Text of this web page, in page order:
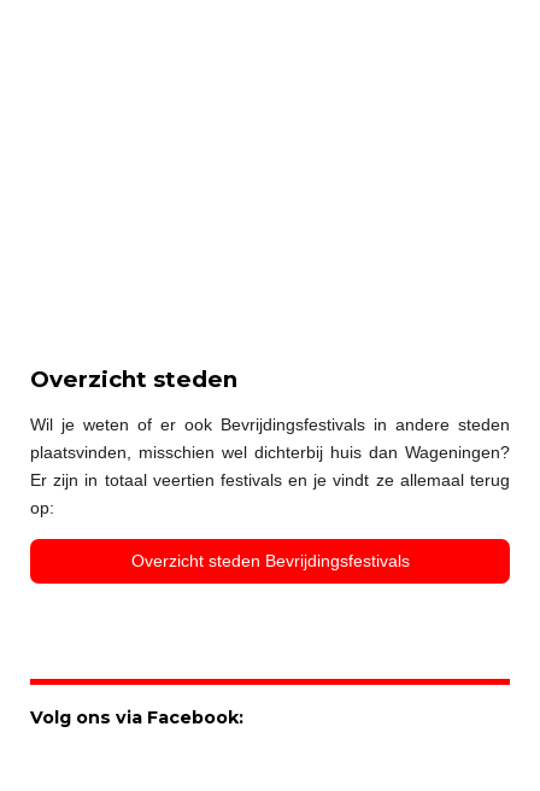
Overzicht steden
Wil je weten of er ook Bevrijdingsfestivals in andere steden
plaatsvinden, misschien wel dichterbij huis dan Wageningen?
Er zijn in totaal veertien festivals en je vindt ze allemaal terug
op:
Overzicht steden Bevrijdingsfestivals
Volg ons via Facebook: